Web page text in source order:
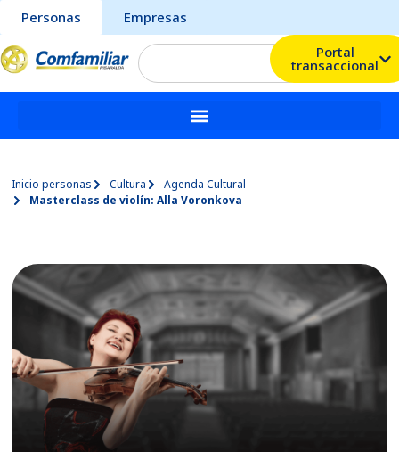
Personas
Empresas
Portal
transaccional
Inicio personas Cultura
Agenda Cultural
Masterclass de violín: Alla Voronkova